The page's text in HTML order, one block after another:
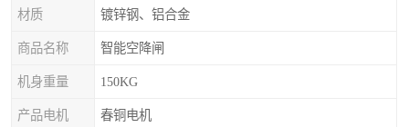
材质 镀锌钢、铝合金
商品名称 智能空降闸
机身重量 150KG
产品电机 春铜电机